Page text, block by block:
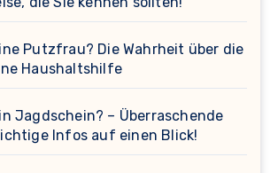
Putzfrau? Die Wahrheit über die
Haushaltshilfe
Jagdschein? – Überraschende
Infos auf einen Blick!